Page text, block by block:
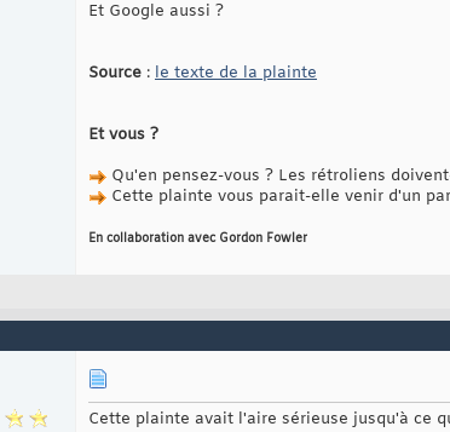
Et Google aussi ?
Source : le texte de la plainte
Et vous ?
Qu'en pensez-vous ? Les rétroliens
Cette plainte vous parait-elle venir d'un
En collaboration avec Gordon Fowler
Cette plainte avait l'aire sérieuse jusqu'à ce